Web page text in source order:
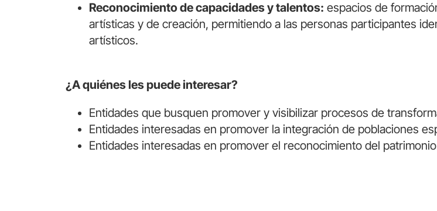
Reconocimiento de capacidades y talentos: espacios de
artísticas y de creación, permitiendo a las personas participantes
artísticos.
¿A quiénes les puede interesar?
Entidades que busquen promover y visibilizar procesos de
Entidades interesadas en promover la integración de poblaciones
Entidades interesadas en promover el reconocimiento del